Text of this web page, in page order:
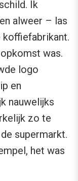
Ik
alweer – las
koffiefabrikant.
was.
logo
en
nauwelijks
zo te
supermarkt.
het was